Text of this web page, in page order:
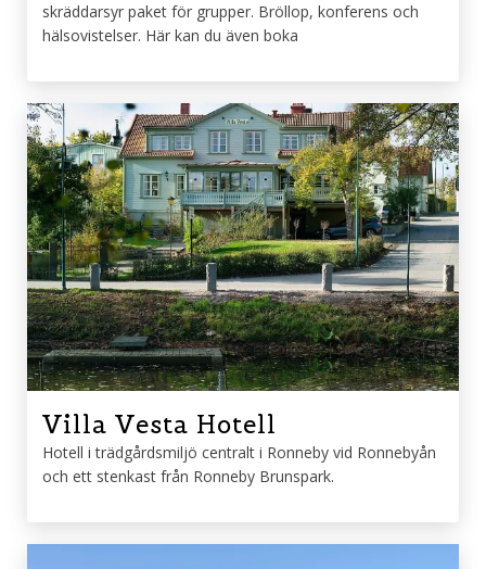
skräddarsyr paket för grupper. Bröllop, konferens och
hälsovistelser. Här kan du även boka
Villa Vesta Hotell
Hotell i trädgårdsmiljö centralt i Ronneby vid Ronnebyån
och ett stenkast från Ronneby Brunspark.